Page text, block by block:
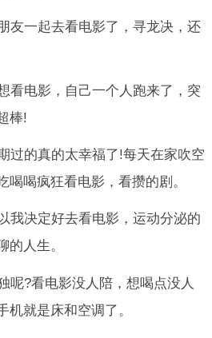
友一起去看电影了，寻龙决，还
看电影，自己一个人跑来了，突
棒!
过的真的太幸福了!每天在家吹空
喝喝疯狂看电影，看攒的剧。
我决定好去看电影，运动分泌的
的人生。
呢?看电影没人陪，想喝点没人
机就是床和空调了。